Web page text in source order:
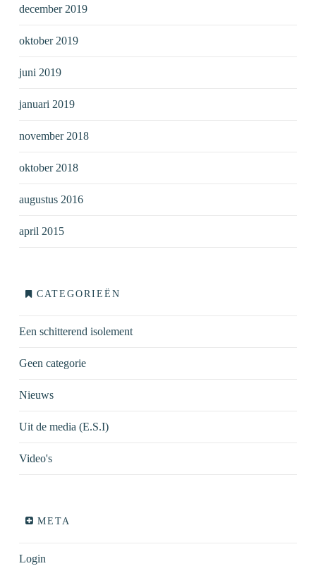
december 2019
oktober 2019
juni 2019
januari 2019
november 2018
oktober 2018
augustus 2016
april 2015
CATEGORIEËN
Een schitterend isolement
Geen categorie
Nieuws
Uit de media (E.S.I)
Video's
META
Login